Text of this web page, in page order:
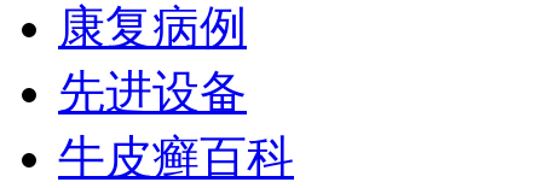
康复病例
先进设备
牛皮癣百科